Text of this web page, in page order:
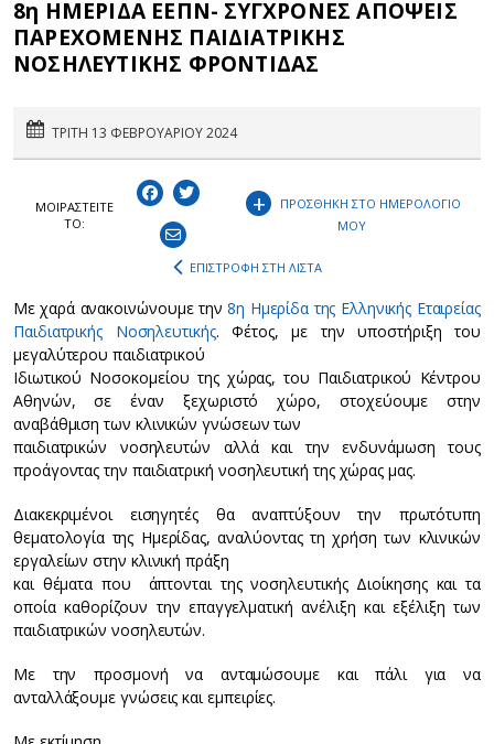
8η ΗΜΕΡΙΔΑ ΕΕΠΝ- ΣΥΓΧΡΟΝΕΣ ΑΠΟΨΕΙΣ
ΠΑΡΕΧΟΜΕΝΗΣ ΠΑΙΔΙΑΤΡΙΚΗΣ
ΝΟΣΗΛΕΥΤΙΚΗΣ ΦΡΟΝΤΙΔΑΣ
ΤΡΙΤΗ 13 ΦΕΒΡΟΥΑΡΙΟΥ 2024
ΜΟΙΡΑΣΤEIΤΕ
ΤΟ:
+
ΠΡΟΣΘΗΚΗ ΣΤΟ ΗΜΕΡΟΛΟΓΙΟ
ΜΟΥ
ΕΠΙΣΤΡΟΦΗ ΣΤΗ ΛΙΣΤΑ
Με χαρά ανακοινώνουμε την8η Ημερίδα της Ελληνικής Εταιρείας
Παιδιατρικής Νοσηλευτικής. Φέτος, με την υποστήριξη του
μεγαλύτερου παιδιατρικού
Ιδιωτικού Νοσοκομείου της χώρας, του Παιδιατρικού Κέντρου
Αθηνών, σε έναν ξεχωριστό χώρο, στοχεύουμε στην
αναβάθμιση των κλινικών γνώσεων των
παιδιατρικών νοσηλευτών αλλά και την ενδυνάμωση τους
προάγοντας την παιδιατρική νοσηλευτική της χώρας μας.
Διακεκριμένοι εισηγητές θα αναπτύξουν την πρωτότυπη
θεματολογία της Ημερίδας, αναλύοντας τη χρήση των κλινικών
εργαλείων στην κλινική πράξη
και θέματα που άπτονται της νοσηλευτικής Διοίκησης και τα
οποία καθορίζουν την επαγγελματική ανέλιξη και εξέλιξη των
παιδιατρικών νοσηλευτών.
Με την προσμονή να ανταμώσουμε και πάλι για να
ανταλλάξουμε γνώσεις και εμπειρίες.